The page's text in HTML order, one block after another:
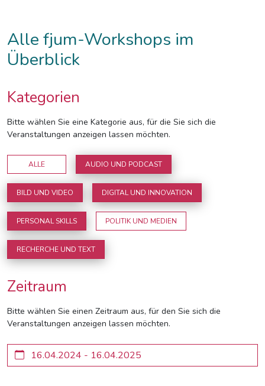
Alle fjum-Workshops im
Überblick
Kategorien
Bitte wählen Sie eine Kategorie aus, für die Sie sich die
Veranstaltungen anzeigen lassen möchten.
ALLE AUDIO UND PODCAST
BILD UND VIDEO DIGITAL UND INNOVATION
PERSONAL SKILLS POLITIK UND MEDIEN
RECHERCHE UND TEXT
Zeitraum
Bitte wählen Sie einen Zeitraum aus, für den Sie sich die
Veranstaltungen anzeigen lassen möchten.